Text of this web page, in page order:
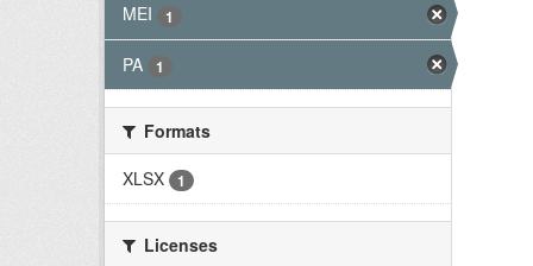
MEI 1
PA 1
Formats
XLSX
1
Licenses